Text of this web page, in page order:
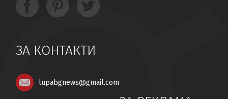
ЗА КОНТАКТИ
lupabgnews@gmail.com